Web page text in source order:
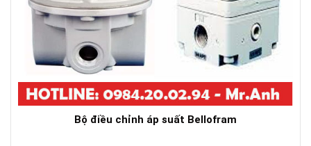
Bộ điều chỉnh áp suất Bellofram